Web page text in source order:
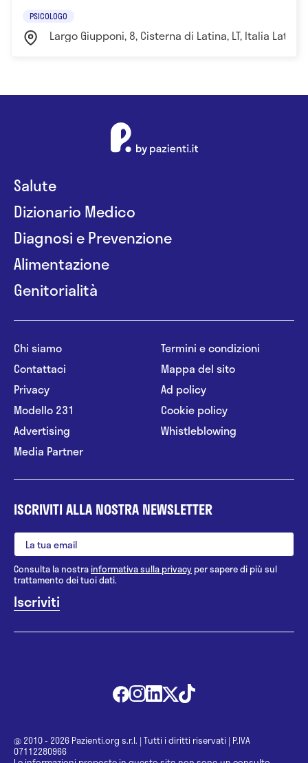
PSICOLOGO
Largo Giupponi, 8, Cisterna di Latina, LT, Italia Latina
Salute
Dizionario Medico
Diagnosi e Prevenzione
Alimentazione
Genitorialità
Chi siamo
Contattaci
Privacy
Modello 231
Advertising
Media Partner
Termini e condizioni
Mappa del sito
Ad policy
Cookie policy
Whistleblowing
ISCRIVITI ALLA NOSTRA NEWSLETTER
Consulta la nostrainformativa sulla privacy per sapere di più sul
trattamento dei tuoi dati.
@ 2010 - 2026 Pazienti.org s.r.l. | Tutti i diritti riservati | P.IVA
07112280966